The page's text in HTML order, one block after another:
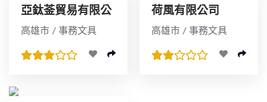
亞鈦菳貿易有限公
司
高雄市 / 事務文具
荷風有限公司
高雄市 / 事務文具